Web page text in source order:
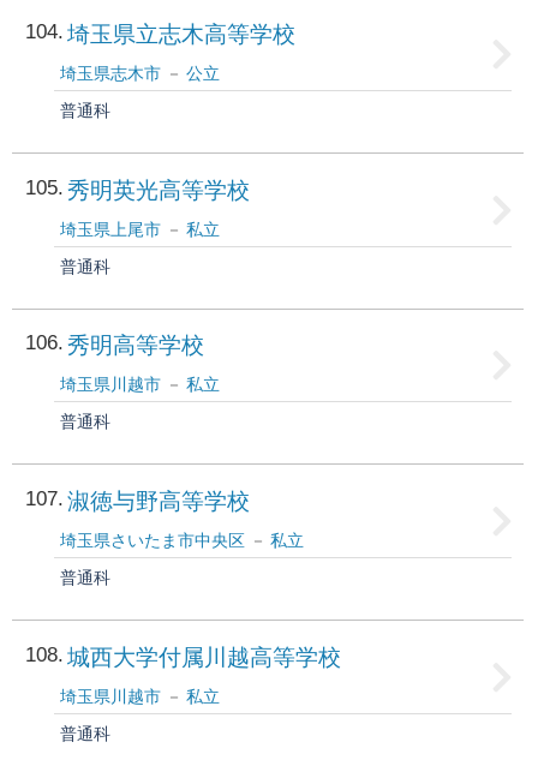
104 埼玉県立志木高等学校
埼玉県志木市
公立
普通科
105 秀明英光高等学校
埼玉県上尾市
私立
普通科
106 秀明高等学校
埼玉県川越市
私立
普通科
107 淑徳与野高等学校
埼玉県さいたま市中央区
私立
普通科
108 城西大学付属川越高等学校
埼玉県川越市
私立
普通科